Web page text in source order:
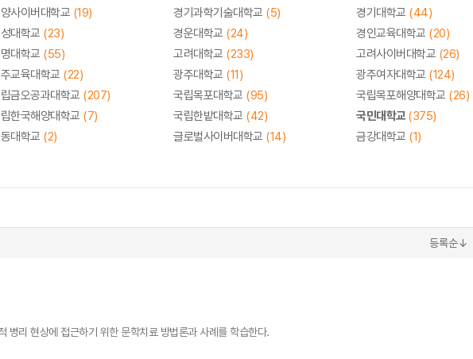
사이버대학교 (19) 경기과학기술대학교 (5) 경기대학교 (44)
대학교 (23) 경운대학교 (24) 경인교육대학교 (20)
대학교 (55) 고려대학교 (233) 고려사이버대학교 (26)
교육대학교 (22) 광주대학교 (11) 광주여자대학교 (124)
금오공과대학교 (207) 국립목포대학교 (95) 국립목포해양대학교 (26)
한국해양대학교 (7) 국립한밭대학교 (42) 국민대학교(375)
대학교 (2) 글로벌사이버대학교 (14) 금강대학교 (1)
등록순↓
병리 현상에 접근하기 위한 문학치료 방법론과 사례를 학습한다.